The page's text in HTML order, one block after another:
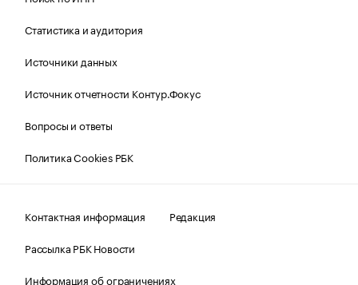
Статистика и аудитория
Источники данных
Источник отчетности Контур.Фокус
Вопросы и ответы
Политика Cookies РБК
Контактная информация
Редакция
Рассылка РБК Новости
Информация об ограничениях